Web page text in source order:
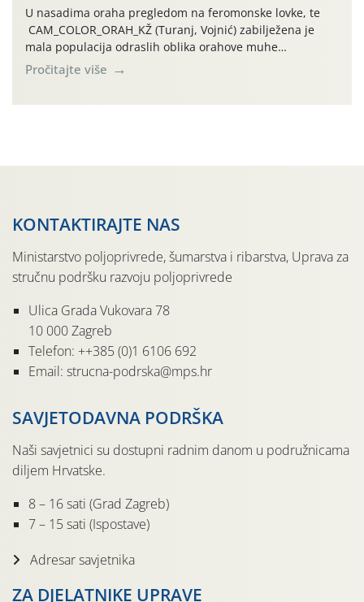
U nasadima oraha pregledom na feromonske lovke, te
CAM_COLOR_ORAH_KŽ (Turanj, Vojnić) zabilježena je
mala populacija odraslih oblika orahove muhe
(Rhagoletis completa). Niska brojnost može se objasniti
činjenicom da je riječ o mladim nasadima s vrlo malim
Pročitajte više
KONTAKTIRAJTE NAS
Ministarstvo poljoprivrede, šumarstva i ribarstva, Uprava za
stručnu podršku razvoju poljoprivrede
Ulica Grada Vukovara 78
10 000 Zagreb
Telefon: ++385 (0)1 6106 692
Email: strucna-podrska@mps.hr
SAVJETODAVNA PODRŠKA
Naši savjetnici su dostupni radnim danom u podružnicama
diljem Hrvatske.
8 – 16 sati (Grad Zagreb)
7 – 15 sati (Ispostave)
Adresar savjetnika
ZA DJELATNIKE UPRAVE